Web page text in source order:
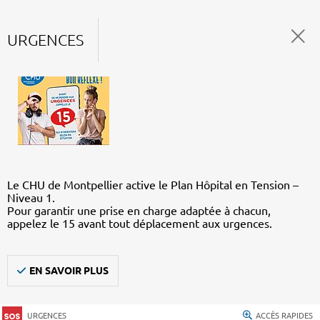
URGENCES
Le CHU de Montpellier active le Plan Hôpital en Tension –
Niveau 1.
Pour garantir une prise en charge adaptée à chacun,
appelez le 15 avant tout déplacement aux urgences.
EN SAVOIR PLUS
URGENCES ACCÈS RAPIDES